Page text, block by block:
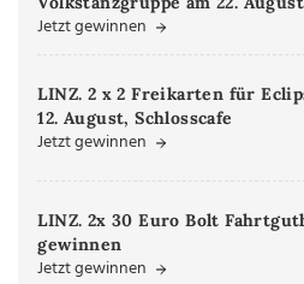
Jetzt gewinnen
LINZ. 2 x 2 Freikarten für
12. August, Schlosscafe
Jetzt gewinnen
LINZ. 2x 30 Euro Bolt
gewinnen
Jetzt gewinnen